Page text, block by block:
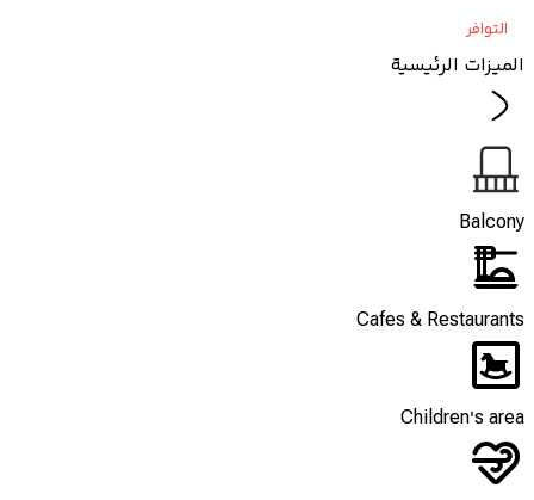
التوافر
الميزات الرئيسية
Balcony
Cafes & Restaurants
Children's area